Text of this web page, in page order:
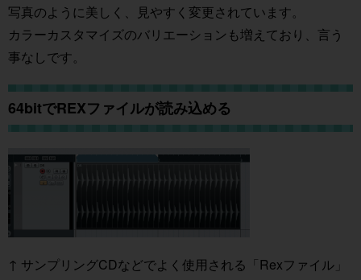
写真のように美しく、見やすく変更されています。
カラーカスタマイズのバリエーションも増えており、言う
事なしです。
64bitでREXファイルが読み込める
↑ サンプリングCDなどでよく使用される「Rexファイル」